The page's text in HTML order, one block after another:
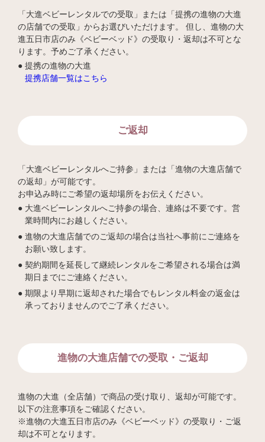
「大進ベビーレンタルでの受取」または「提携の進物の大進
の店舗での受取」からお選びいただけます。 但し、進物の大
進五日市店のみ《ベビーベッド》の受取り・返却は不可とな
ります。予めご了承ください。
提携の進物の大進
提携店舗一覧はこちら
ご返却
「大進ベビーレンタルへご持参」または「進物の大進店舗で
の返却」が可能です。
お申込み時にご希望の返却場所をお伝えください。
大進ベビーレンタルへご持参の場合、連絡は不要です。営
業時間内にお越しください。
進物の大進店舗でのご返却の場合は当社へ事前にご連絡を
お願い致します。
契約期間を延長して継続レンタルをご希望される場合は満
期日までにご連絡ください。
期限より早期に返却された場合でもレンタル料金の返金は
承っておりませんのでご了承ください。
進物の大進店舗での受取・ご返却
進物の大進（全店舗）で商品の受け取り、返却が可能です。
以下の注意事項をご確認ください。
※進物の大進五日市店のみ《ベビーベッド》の受取り・ご返
却は不可となります。